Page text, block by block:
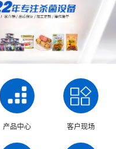
产品中心 客户现场